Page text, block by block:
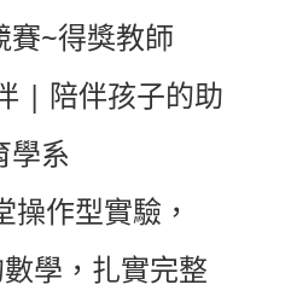
賽~得獎教師
| 陪伴孩子的助
學系
作型實驗，
學，扎實完整